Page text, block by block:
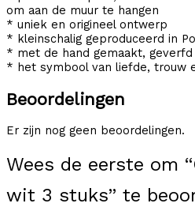
om aan de muur te hangen
* uniek en origineel ontwerp
* kleinschalig geproduceerd in
* met de hand gemaakt,
* het symbool van liefde, trouw
Beoordelingen
Er zijn nog geen beoordelingen.
Wees de eerste om
wit 3 stuks” te